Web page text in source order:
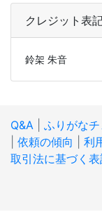
クレジット表
鈴架 朱音
Q&A ふりがな
依頼の傾向 利
取引法に基づく